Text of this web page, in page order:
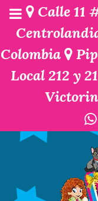
Calle 11
Colombia
Local 212 y